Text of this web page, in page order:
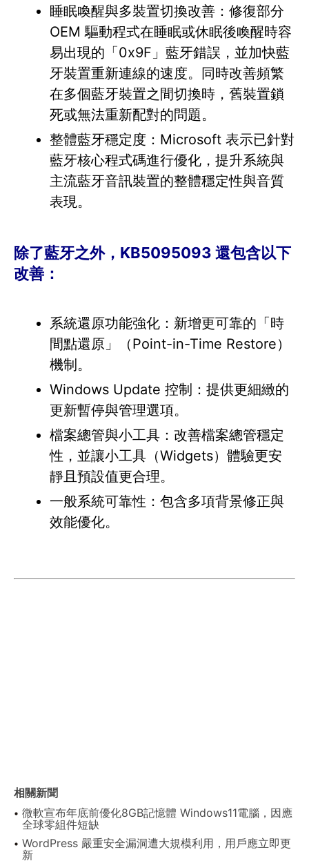
睡眠喚醒與多裝置切換改善：修復部分
OEM 驅動程式在睡眠或休眠後喚醒時容
易出現的「0x9F」藍牙錯誤，並加快藍
牙裝置重新連線的速度。同時改善頻繁
在多個藍牙裝置之間切換時，舊裝置鎖
死或無法重新配對的問題。
整體藍牙穩定度：Microsoft 表示已針對
藍牙核心程式碼進行優化，提升系統與
主流藍牙音訊裝置的整體穩定性與音質
表現。
除了藍牙之外，KB5095093 還包含以下
改善：
系統還原功能強化：新增更可靠的「時
間點還原」（Point-in-Time Restore）
機制。
Windows Update 控制：提供更細緻的
更新暫停與管理選項。
檔案總管與小工具：改善檔案總管穩定
性，並讓小工具（Widgets）體驗更安
靜且預設值更合理。
一般系統可靠性：包含多項背景修正與
效能優化。
相關新聞
微軟宣布年底前優化8GB記憶體 Windows11電腦，因應
全球零組件短缺
WordPress 嚴重安全漏洞遭大規模利用，用戶應立即更
新